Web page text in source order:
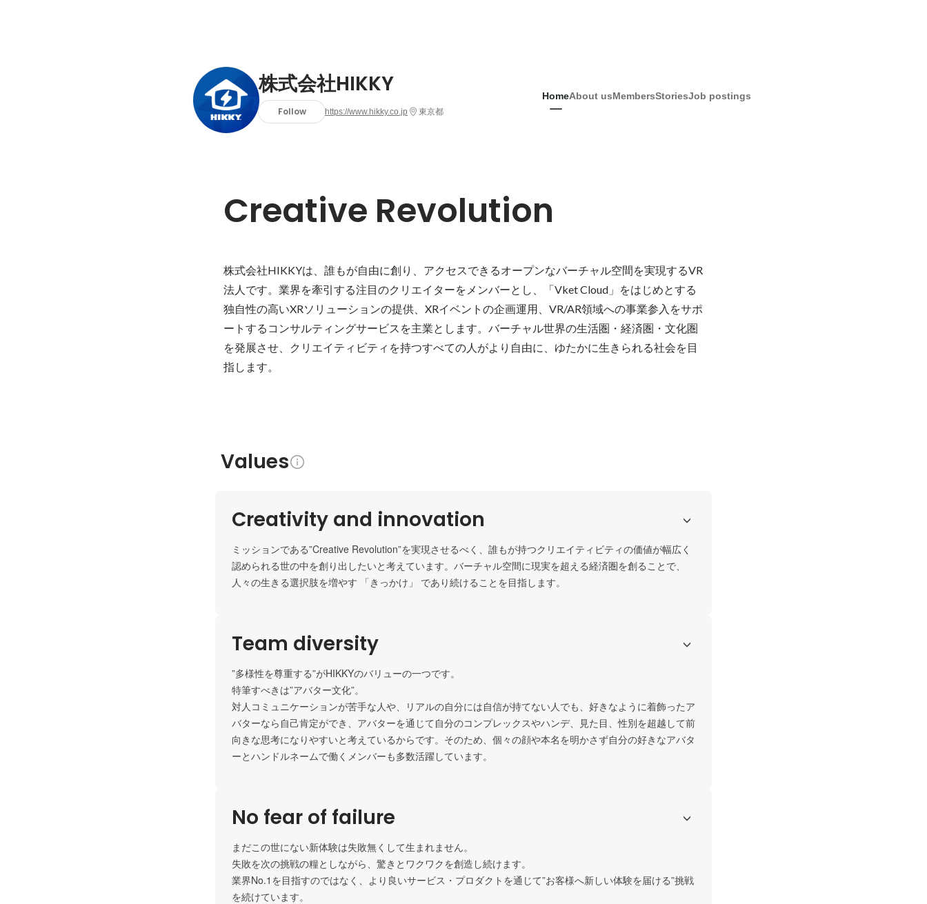
株式会社HIKKY
Follow https://www.hikky.co.jp 東京都
HomeAbout usMembersStoriesJob postings
Creative Revolution
株式会社HIKKYは、誰もが自由に創り、アクセスできるオープンなバーチャル空間を実現するVR
法人です。業界を牽引する注目のクリエイターをメンバーとし、「Vket Cloud」をはじめとする
独自性の高いXRソリューションの提供、XRイベントの企画運用、VR/AR領域への事業参入をサポ
ートするコンサルティングサービスを主業とします。バーチャル世界の生活圏・経済圏・文化圏
を発展させ、クリエイティビティを持つすべての人がより自由に、ゆたかに生きられる社会を目
指します。
Values
Creativity and innovation
ミッションである”Creative Revolution”を実現させるべく、誰もが持つクリエイティビティの価値が幅広く
認められる世の中を創り出したいと考えています。バーチャル空間に現実を超える経済圏を創ることで、
人々の生きる選択肢を増やす 「きっかけ」 であり続けることを目指します。
Team diversity
”多様性を尊重する”がHIKKYのバリューの一つです。
特筆すべきは”アバター文化”。
対人コミュニケーションが苦手な人や、リアルの自分には自信が持てない人でも、好きなように着飾ったア
バターなら自己肯定ができ、アバターを通じて自分のコンプレックスやハンデ、見た目、性別を超越して前
向きな思考になりやすいと考えているからです。そのため、個々の顔や本名を明かさず自分の好きなアバタ
ーとハンドルネームで働くメンバーも多数活躍しています。
No fear of failure
まだこの世にない新体験は失敗無くして生まれません。
失敗を次の挑戦の糧としながら、驚きとワクワクを創造し続けます。
業界No.1を目指すのではなく、より良いサービス・プロダクトを通じて”お客様へ新しい体験を届ける”挑戦
を続けています。